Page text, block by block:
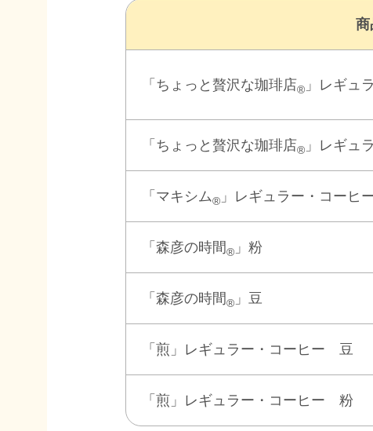
商
「ちょっと贅沢な珈琲店® 」レギュ
「ちょっと贅沢な珈琲店® 」レギュ
「マキシム® 」レギュラー・コーヒ
「森彦の時間® 」粉
「森彦の時間® 」豆
「煎」レギュラー・コーヒー 豆
「煎」レギュラー・コーヒー 粉